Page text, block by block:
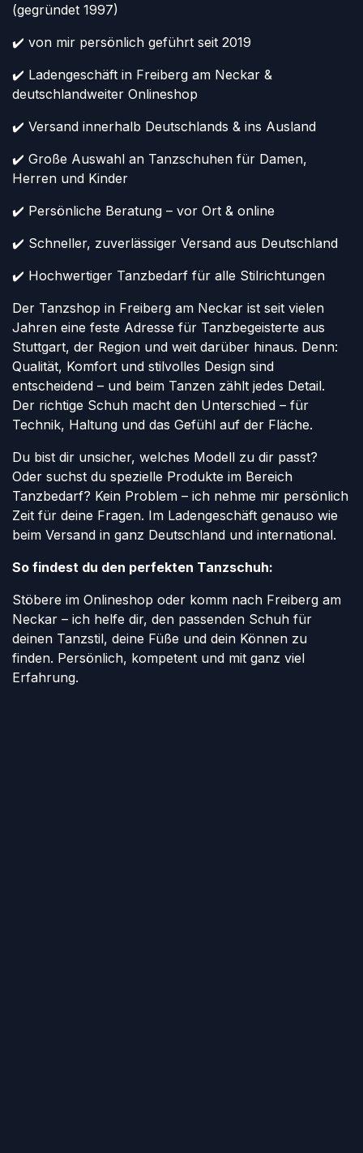
(gegründet 1997)
✔️ von mir persönlich geführt seit 2019
✔️ Ladengeschäft in Freiberg am Neckar &
deutschlandweiter Onlineshop
✔️ Versand innerhalb Deutschlands & ins Ausland
✔️ Große Auswahl an Tanzschuhen für Damen,
Herren und Kinder
✔️ Persönliche Beratung – vor Ort & online
✔️ Schneller, zuverlässiger Versand aus Deutschland
✔️ Hochwertiger Tanzbedarf für alle Stilrichtungen
Der Tanzshop in Freiberg am Neckar ist seit vielen
Jahren eine feste Adresse für Tanzbegeisterte aus
Stuttgart, der Region und weit darüber hinaus. Denn:
Qualität, Komfort und stilvolles Design sind
entscheidend – und beim Tanzen zählt jedes Detail.
Der richtige Schuh macht den Unterschied – für
Technik, Haltung und das Gefühl auf der Fläche.
Du bist dir unsicher, welches Modell zu dir passt?
Oder suchst du spezielle Produkte im Bereich
Tanzbedarf? Kein Problem – ich nehme mir persönlich
Zeit für deine Fragen. Im Ladengeschäft genauso wie
beim Versand in ganz Deutschland und international.
So findest du den perfekten Tanzschuh:
Stöbere im Onlineshop oder komm nach Freiberg am
Neckar – ich helfe dir, den passenden Schuh für
deinen Tanzstil, deine Füße und dein Können zu
finden. Persönlich, kompetent und mit ganz viel
Erfahrung.